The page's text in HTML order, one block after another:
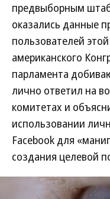
предвыборным
оказались данные
пользователей
американского
парламента
лично ответил на
комитетах и
использовании
Facebook для
создания целевой